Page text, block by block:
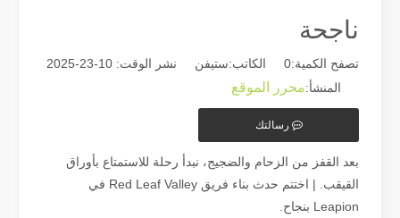
دليل 2026: كيف تُحدث آلات قطع أنابيب الألياف بالليزر ثورة في تصنيع الأنابيب
دليل 2026: كيف تُحدث آلات قطع أنابيب الألياف بالليزر ثورة في تصنيع الأنابيب في عالم تصنيع المعادن سريع التطور، لم تعد الكفاءة والدقة مجرد 'مزايا تنافسية' - بل أصبحت متطلبات البقاء. إذا كانت ورشتك لا تزال تعتمد على النشر التقليدي،
ناجحة
تصفح الكمية:0
الكاتب:ستيفن نشر الوقت: 10-23-2025
المنشأ:محرر الموقع
رسالتك
بعد القفز من الزحام والضجيج، نبدأ رحلة للاستمتاع بأوراق
القيقب. | اختتم حدث بناء فريق Red Leaf Valley في
Leapion بنجاح.